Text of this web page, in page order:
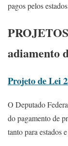
pagos pelos
adiamento
Projeto de Lei
O Deputado
do pagamento de
tanto para estados